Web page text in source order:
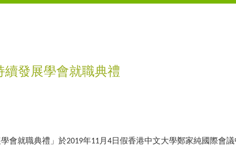
發展學會就職典禮
會就職典禮」於2019年11月 4日假香港中文大學鄭家純國際會